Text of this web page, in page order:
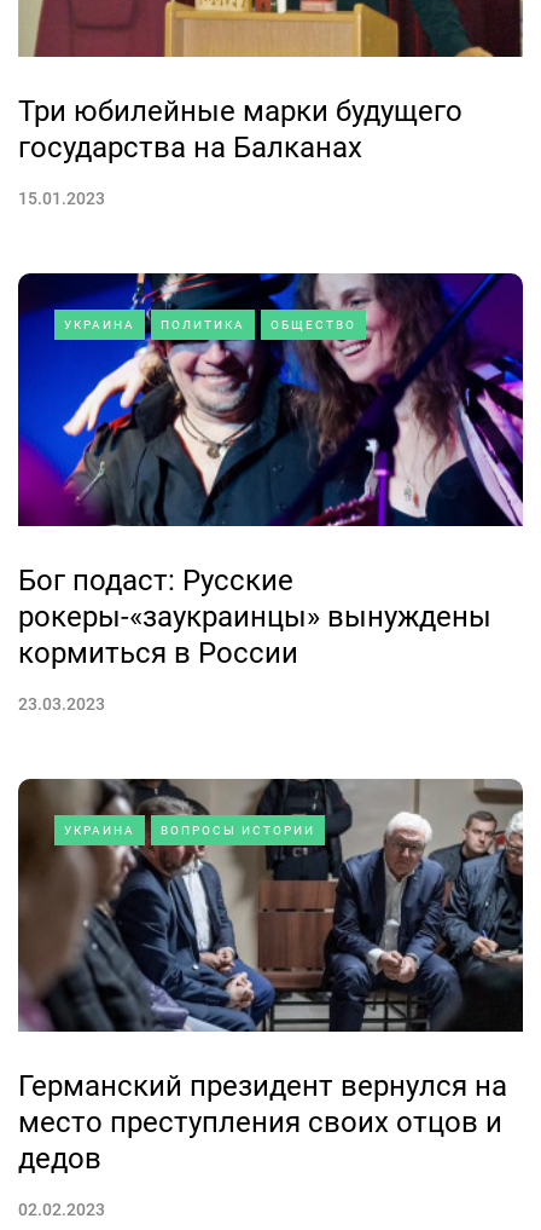
Три юбилейные марки будущего
государства на Балканах
15.01.2023
УКРАИНА ПОЛИТИКА ОБЩЕСТВО
Бог подаст: Русские
рокеры-«заукраинцы» вынуждены
кормиться в России
23.03.2023
УКРАИНА ВОПРОСЫ ИСТОРИИ
Германский президент вернулся на
место преступления своих отцов и
дедов
02.02.2023